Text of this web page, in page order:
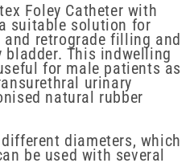
Foley Catheter with
suitable solution for
retrograde filling and
This indwelling
for male patients as
urinary
natural rubber
diameters, which
be used with several